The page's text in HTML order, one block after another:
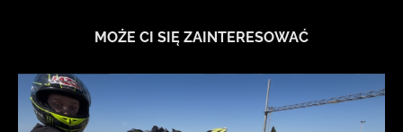
MOŻE CI SIĘ ZAINTERESOWAĆ